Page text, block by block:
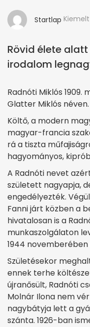
Startlap
Rövid élete
irodalom
Radnóti Miklós
Glatter Miklós néven.
Költő, a modern
magyar-francia
rá a tiszta
hagyományos,
A Radnóti nevet
született nagyapja,
engedélyezték.
Fanni járt közben a
hivatalosan is a
munkaszolgálaton
1944
Születésekor
ennek terhe
újranősült, Radnóti
Molnár Ilona nem
nagybátyja lett a
szánta. 1926-ban